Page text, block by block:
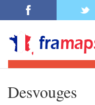
Desvouges